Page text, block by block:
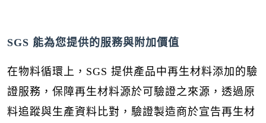
SGS 能為您提供的服務與附加價值
在物料循環上，SGS 提供產品中再生材料添加的驗
證服務，保障再生材料源於可驗證之來源，透過原
料追蹤與生產資料比對，驗證製造商於宣告再生材